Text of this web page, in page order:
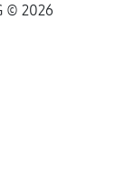
© 2026